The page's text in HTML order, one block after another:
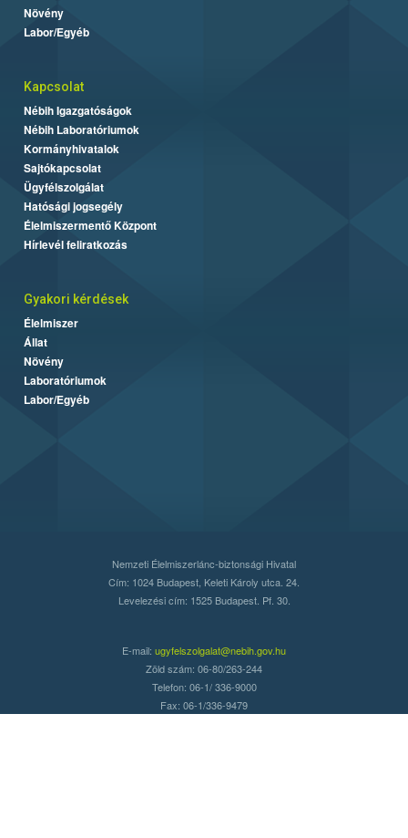
Növény
Labor/Egyéb
Kapcsolat
Nébih Igazgatóságok
Nébih Laboratóriumok
Kormányhivatalok
Sajtókapcsolat
Ügyfélszolgálat
Hatósági jogsegély
Élelmiszermentő Központ
Hírlevél feliratkozás
Gyakori kérdések
Élelmiszer
Állat
Növény
Laboratóriumok
Labor/Egyéb
Nemzeti Élelmiszerlánc-biztonsági Hivatal
Cím: 1024 Budapest, Keleti Károly utca. 24.
Levelezési cím: 1525 Budapest. Pf. 30.
E-mail: ugyfelszolgalat@nebih.gov.hu
Zöld szám: 06-80/263-244
Telefon: 06-1/ 336-9000
Fax: 06-1/336-9479